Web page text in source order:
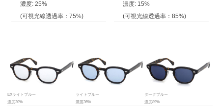
濃度: 25%
(可視光線透過率：75%)
濃度: 15%
(可視光線透過率：85%)
EXライトブルー
濃度20%
ライトブルー
濃度36%
ダークブルー
濃度89%